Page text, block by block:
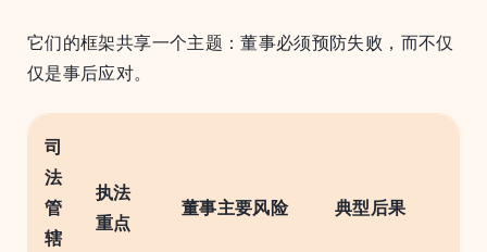
它们的框架共享一个主题：董事必须预防失败，而不仅
仅是事后应对。
司
法
管
辖
执法
重点
董事主要风险 典型后果